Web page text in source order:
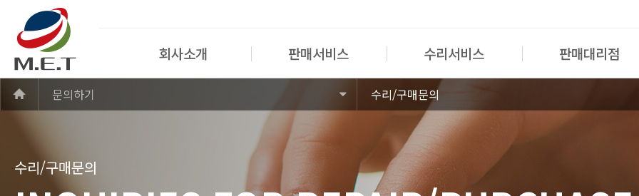
회사소개 판매서비스 수리서비스 판매대리점
문의하기 수리/구매문의
수리/구매문의